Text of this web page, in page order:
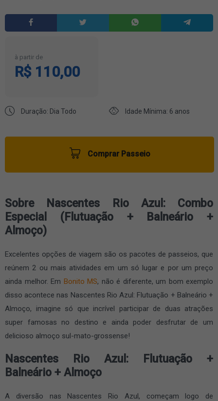
à partir de
R$ 110,00
Duração: Dia Todo Idade Mínima: 6 anos
Comprar Passeio
Sobre Nascentes Rio Azul: Combo
Especial (Flutuação + Balneário +
Almoço)
Excelentes opções de viagem são os pacotes de passeios, que
reúnem 2 ou mais atividades em um só lugar e por um preço
ainda melhor. Em Bonito MS, não é diferente, um bom exemplo
disso acontece nas Nascentes Rio Azul: Flutuação + Balneário +
Almoço, imagine só que incrível participar de duas atrações
super famosas no destino e ainda poder desfrutar de um
delicioso almoço sul-mato-grossense!
Nascentes Rio Azul: Flutuação +
Balneário + Almoço
A diversão nas Nascentes Rio Azul, começam logo de